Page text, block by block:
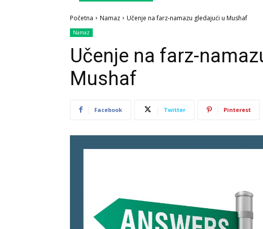
Početna Namaz Učenje na farz-namazu gledajući u Mushaf
Namaz
Učenje na farz-
Mushaf
Facebook Twitter Pinterest